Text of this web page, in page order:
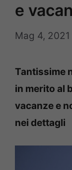
e
Mag 4, 2021
Tantissime
in merito al
vacanze e
nei dettagli